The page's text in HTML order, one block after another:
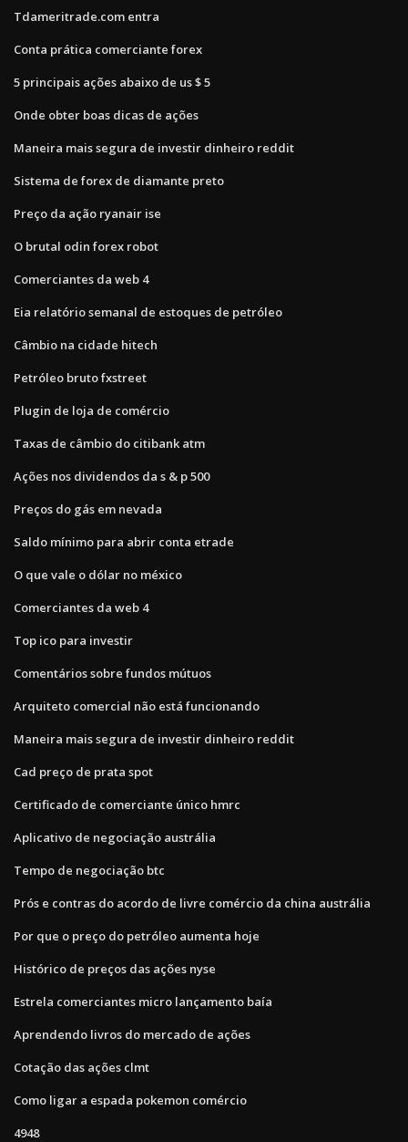
Tdameritrade.com entra
Conta prática comerciante forex
5 principais ações abaixo de us $ 5
Onde obter boas dicas de ações
Maneira mais segura de investir dinheiro reddit
Sistema de forex de diamante preto
Preço da ação ryanair ise
O brutal odin forex robot
Comerciantes da web 4
Eia relatório semanal de estoques de petróleo
Câmbio na cidade hitech
Petróleo bruto fxstreet
Plugin de loja de comércio
Taxas de câmbio do citibank atm
Ações nos dividendos da s & p 500
Preços do gás em nevada
Saldo mínimo para abrir conta etrade
O que vale o dólar no méxico
Comerciantes da web 4
Top ico para investir
Comentários sobre fundos mútuos
Arquiteto comercial não está funcionando
Maneira mais segura de investir dinheiro reddit
Cad preço de prata spot
Certificado de comerciante único hmrc
Aplicativo de negociação austrália
Tempo de negociação btc
Prós e contras do acordo de livre comércio da china austrália
Por que o preço do petróleo aumenta hoje
Histórico de preços das ações nyse
Estrela comerciantes micro lançamento baía
Aprendendo livros do mercado de ações
Cotação das ações clmt
Como ligar a espada pokemon comércio
4948